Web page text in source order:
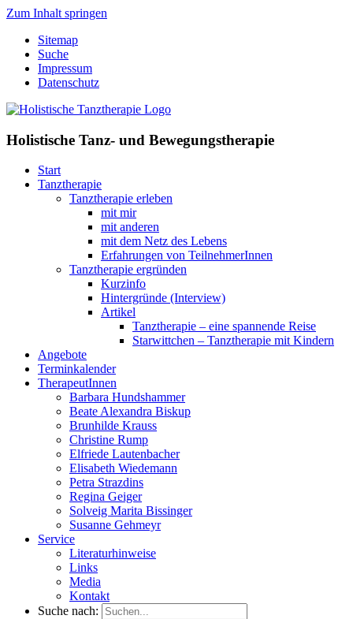
Zum Inhalt springen
Sitemap
Suche
Impressum
Datenschutz
Holistische Tanz- und Bewegungstherapie
Start
Tanztherapie
Tanztherapie erleben
mit mir
mit anderen
mit dem Netz des Lebens
Erfahrungen von TeilnehmerInnen
Tanztherapie ergründen
Kurzinfo
Hintergründe (Interview)
Artikel
Tanztherapie – eine spannende Reise
Starwittchen – Tanztherapie mit Kindern
Angebote
Terminkalender
TherapeutInnen
Barbara Hundshammer
Beate Alexandra Biskup
Brunhilde Krauss
Christine Rump
Elfriede Lautenbacher
Elisabeth Wiedemann
Petra Strazdins
Regina Geiger
Solveig Marita Bissinger
Susanne Gehmeyr
Service
Literaturhinweise
Links
Media
Kontakt
Suche nach: